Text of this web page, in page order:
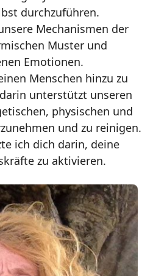
durchzuführen.
Mechanismen der
Muster und
Emotionen.
Menschen hinzu zu
unterstützt unseren
physischen und
und zu reinigen.
ich dich darin, deine
zu aktivieren.